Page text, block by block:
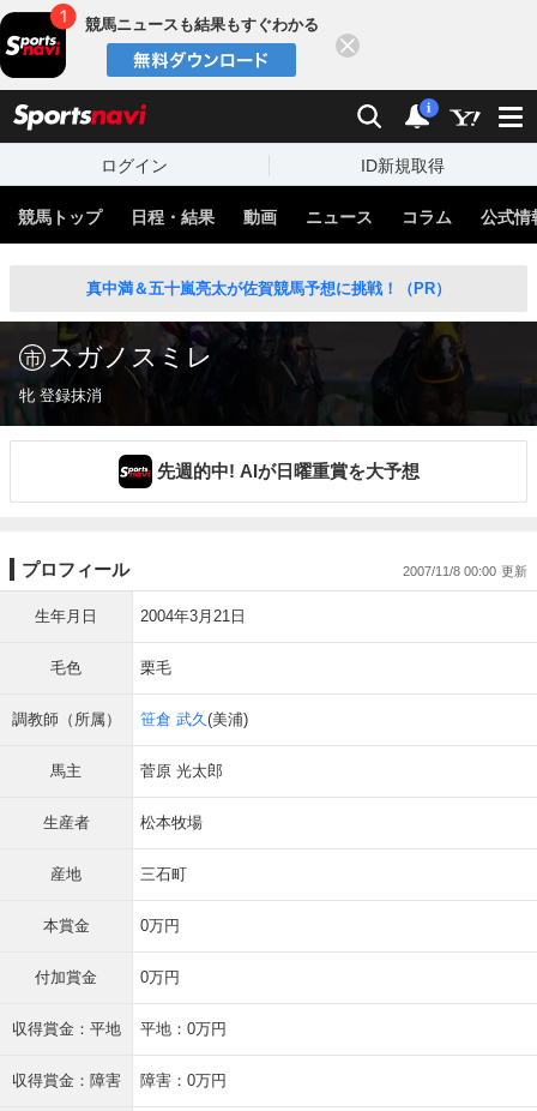
競馬ニュースも結果もすぐわかる
検索 通知
i
ログイン ID新規取得
競馬トップ 日程・結果 動画 ニュース コラム 公式情
真中満＆五十嵐亮太が佐賀競馬予想に挑戦！（PR）
スガノスミレ
牝 登録抹消
先週的中! AIが日曜重賞を大予想
プロフィール 2007/11/8 00:00
生年月日 2004年3月21日
毛色 栗毛
調教師（所属） 笹倉 武久(美浦)
馬主 菅原 光太郎
生産者 松本牧場
産地 三石町
本賞金 0万円
付加賞金 0万円
収得賞金：平地 平地：0万円
収得賞金：障害 障害：0万円